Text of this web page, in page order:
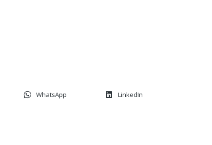
WhatsApp LinkedIn